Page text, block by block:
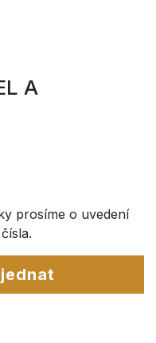
A
prosíme o uvedení